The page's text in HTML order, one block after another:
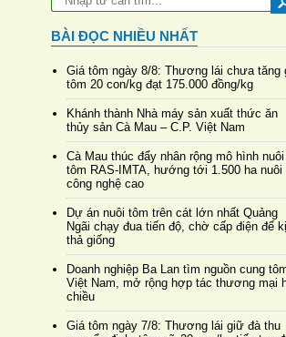
BÀI ĐỌC NHIỀU NHẤT
Giá tôm ngày 8/8: Thương lái chưa tăng
tôm 20 con/kg đạt 175.000 đồng/kg
Khánh thành Nhà máy sản xuất thức ăn
thủy sản Cà Mau – C.P. Việt Nam
Cà Mau thúc đẩy nhân rộng mô hình nuôi
tôm RAS-IMTA, hướng tới 1.500 ha nuôi
công nghệ cao
Dự án nuôi tôm trên cát lớn nhất Quảng
Ngãi chạy đua tiến độ, chờ cấp điện để
thả giống
Doanh nghiệp Ba Lan tìm nguồn cung
Việt Nam, mở rộng hợp tác thương mại
chiều
Giá tôm ngày 7/8: Thương lái giữ đà thu